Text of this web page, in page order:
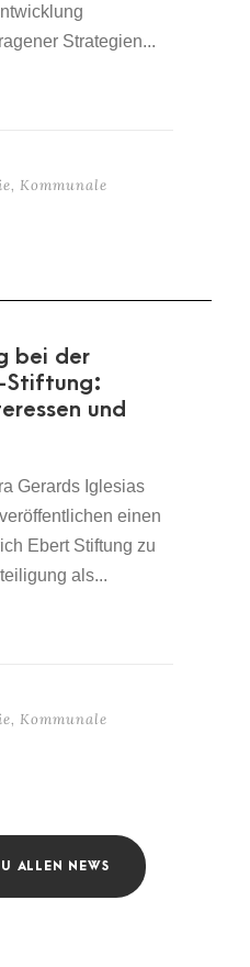
Strategien...
, Kommunale
bei der
Stiftung:
und
Gerards Iglesias
einen
Ebert Stiftung zu
als...
, Kommunale
ALLEN NEWS